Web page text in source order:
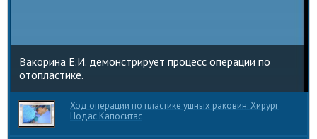
Вакорина Е.И. демонстрирует процесс операции по
отопластике.
Ход операции по пластике ушных раковин. Хирург
Нодас Капоситас